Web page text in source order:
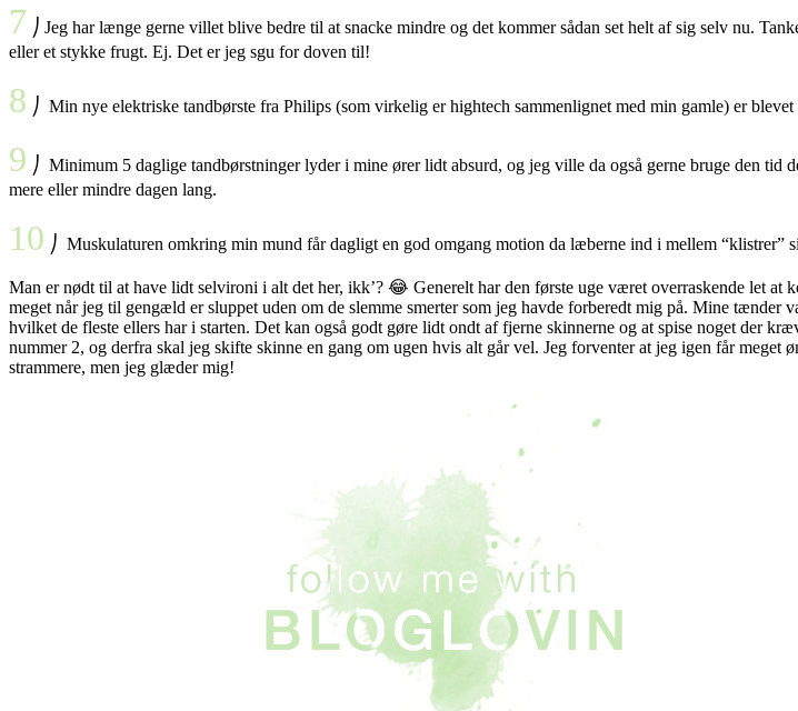
7 ⎠ Jeg har længe gerne villet blive bedre til at snacke mindre og det kommer sådan set helt af sig selv nu.
eller et stykke frugt. Ej. Det er jeg sgu for doven til!
8 ⎠ Min nye elektriske tandbørste fra Philips (som virkelig er hightech sammenlignet med min gamle) er
9 ⎠ Minimum 5 daglige tandbørstninger lyder i mine ører lidt absurd, og jeg ville da også gerne bruge den tid
mere eller mindre dagen lang.
10 ⎠ Muskulaturen omkring min mund får dagligt en god omgang motion da læberne ind i mellem “klistrer”
Man er nødt til at have lidt selvironi i alt det her, ikk’? 😂 Generelt har den første uge været overraskende let
meget når jeg til gengæld er sluppet uden om de slemme smerter som jeg havde forberedt mig på. Mine
hvilket de fleste ellers har i starten. Det kan også godt gøre lidt ondt af fjerne skinnerne og at spise noget der
nummer 2, og derfra skal jeg skifte skinne en gang om ugen hvis alt går vel. Jeg forventer at jeg igen får
strammere, men jeg glæder mig!